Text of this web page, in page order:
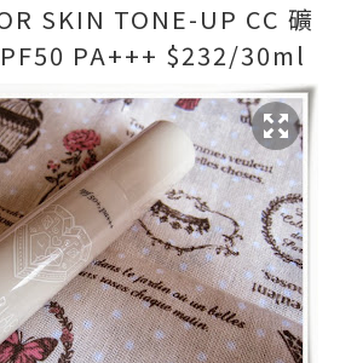
SKIN TONE-UP CC 礦
PA+++ $232/30ml